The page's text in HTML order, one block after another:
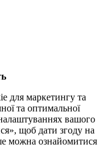
для маркетингу та
та оптимальної
вашого
щоб дати згоду на
можна ознайомитися